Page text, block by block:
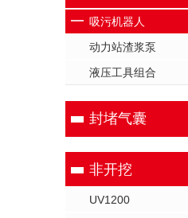
吸污机器人
动力站渣浆泵
液压工具组合
封堵气囊
非开挖
UV1200